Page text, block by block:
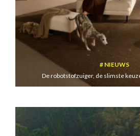
NIEUWS
De robotstofzuiger, de slimste